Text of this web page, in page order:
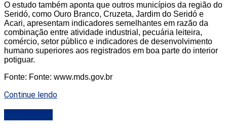
O estudo também aponta que outros municípios da região do
Seridó, como Ouro Branco, Cruzeta, Jardim do Seridó e
Acari, apresentam indicadores semelhantes em razão da
combinação entre atividade industrial, pecuária leiteira,
comércio, setor público e indicadores de desenvolvimento
humano superiores aos registrados em boa parte do interior
potiguar.
Fonte: Fonte: www.mds.gov.br
Continue lendo